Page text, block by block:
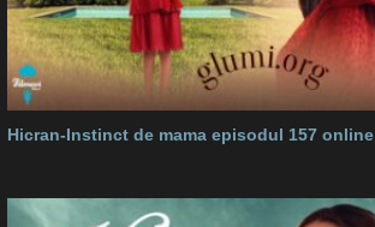
Hicran-Instinct de mama episodul 157 online